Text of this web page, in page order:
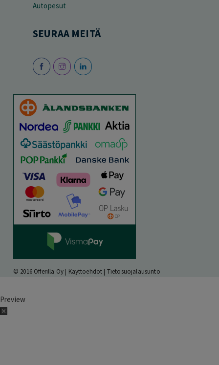
Autopesut
SEURAA MEITÄ
© 2016 Offerilla Oy | Käyttöehdot | Tietosuojalausunto
Preview